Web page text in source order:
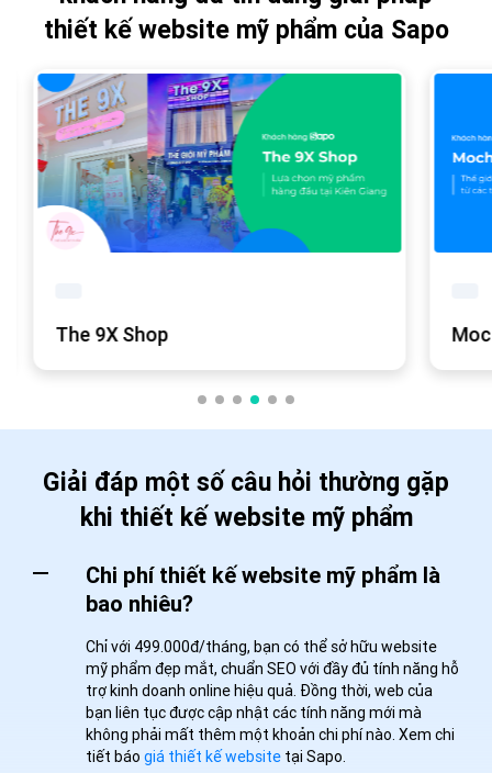
thiết kế website mỹ phẩm của Sapo
The 9X Shop
Giải đáp một số câu hỏi thường gặp
khi thiết kế website mỹ phẩm
Chi phí thiết kế website mỹ phẩm là
bao nhiêu?
Chỉ với 499.000đ/tháng, bạn có thể sở hữu website
mỹ phẩm đẹp mắt, chuẩn SEO với đầy đủ tính năng hỗ
trợ kinh doanh online hiệu quả. Đồng thời, web của
bạn liên tục được cập nhật các tính năng mới mà
không phải mất thêm một khoản chi phí nào. Xem chi
tiết báo giá thiết kế website tại Sapo.